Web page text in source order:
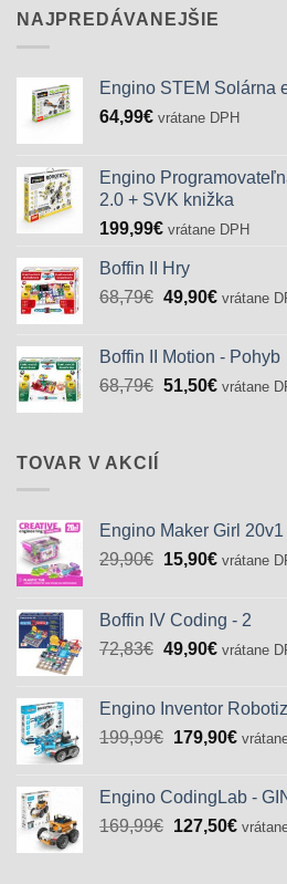
72,83€.49,90€.
NAJPREDÁVANEJŠIE
Engino STEM Solárna
64,99€ vrátane DPH
Engino
2.0 + SVK knižka
199,99€ vrátane DPH
Boffin II Hry
68,79€ Pôvodná
68,79€.
49,90€Aktuálna
49,90€.
vrátane
Boffin II Motion - Pohyb
68,79€ Pôvodná
51,50€Aktuálna
vrátane
TOVAR V AKCIÍ
Engino Maker Girl 20v1
29,90€ Pôvodná
29,90€.
15,90€Aktuálna
15,90€.
vrátane
Boffin IV Coding - 2
72,83€ Pôvodná
72,83€.
49,90€Aktuálna
49,90€.
vrátane
Engino Inventor
199,99€ Pôvodná
199,99€.
179,90€
Engino CodingLab -
169,99€ Pôvodná
127,50€